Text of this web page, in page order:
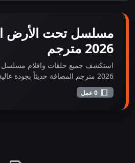
مسلسل تحت الأرض
2026 مترجم
استكشف جميع حلقات وافلام مسلسل
2026 مترجم المضافة حديثاً بجودة عالية FHD.